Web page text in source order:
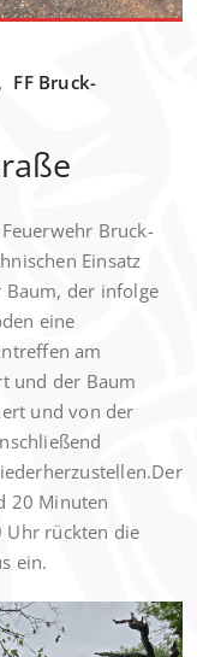
, FF Bruck-
Bruck-
Einsatz
der infolge
eine
am
und der Baum
und von der
20 Minuten
Uhr rückten die
ein.